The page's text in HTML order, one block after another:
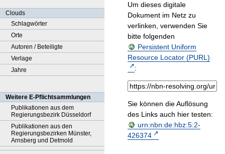
Clouds
Schlagwörter
Orte
Autoren / Beteiligte
Verlage
Jahre
Weitere E-Pflichtsammlungen
Publikationen aus dem
Regierungsbezirk Düsseldorf
Publikationen aus den
Regierungsbezirken Münster,
Arnsberg und Detmold
Um dieses digitale
Dokument im Netz zu
verlinken, verwenden Sie
bitte folgenden
Persistent Uniform
Resource Locator (PURL)
:
Sie können die Auflösung
des Links auch hier testen:
urn:nbn:de:hbz:5:2-
426374